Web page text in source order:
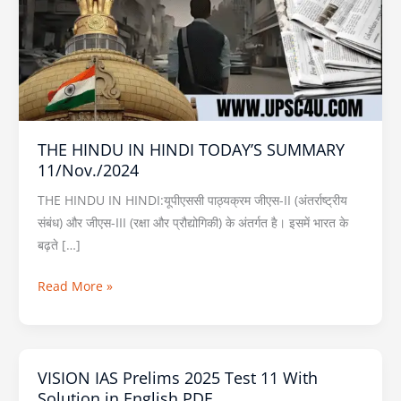
THE HINDU IN HINDI TODAY’S SUMMARY
11/Nov./2024
THE HINDU IN HINDI:यूपीएससी पाठ्यक्रम जीएस-II (अंतर्राष्ट्रीय
संबंध) और जीएस-III (रक्षा और प्रौद्योगिकी) के अंतर्गत है। इसमें भारत के
बढ़ते […]
TODAY’S
SUMMARY
11/Nov./2024
Read More »
VISION IAS Prelims 2025 Test 11 With
VISION